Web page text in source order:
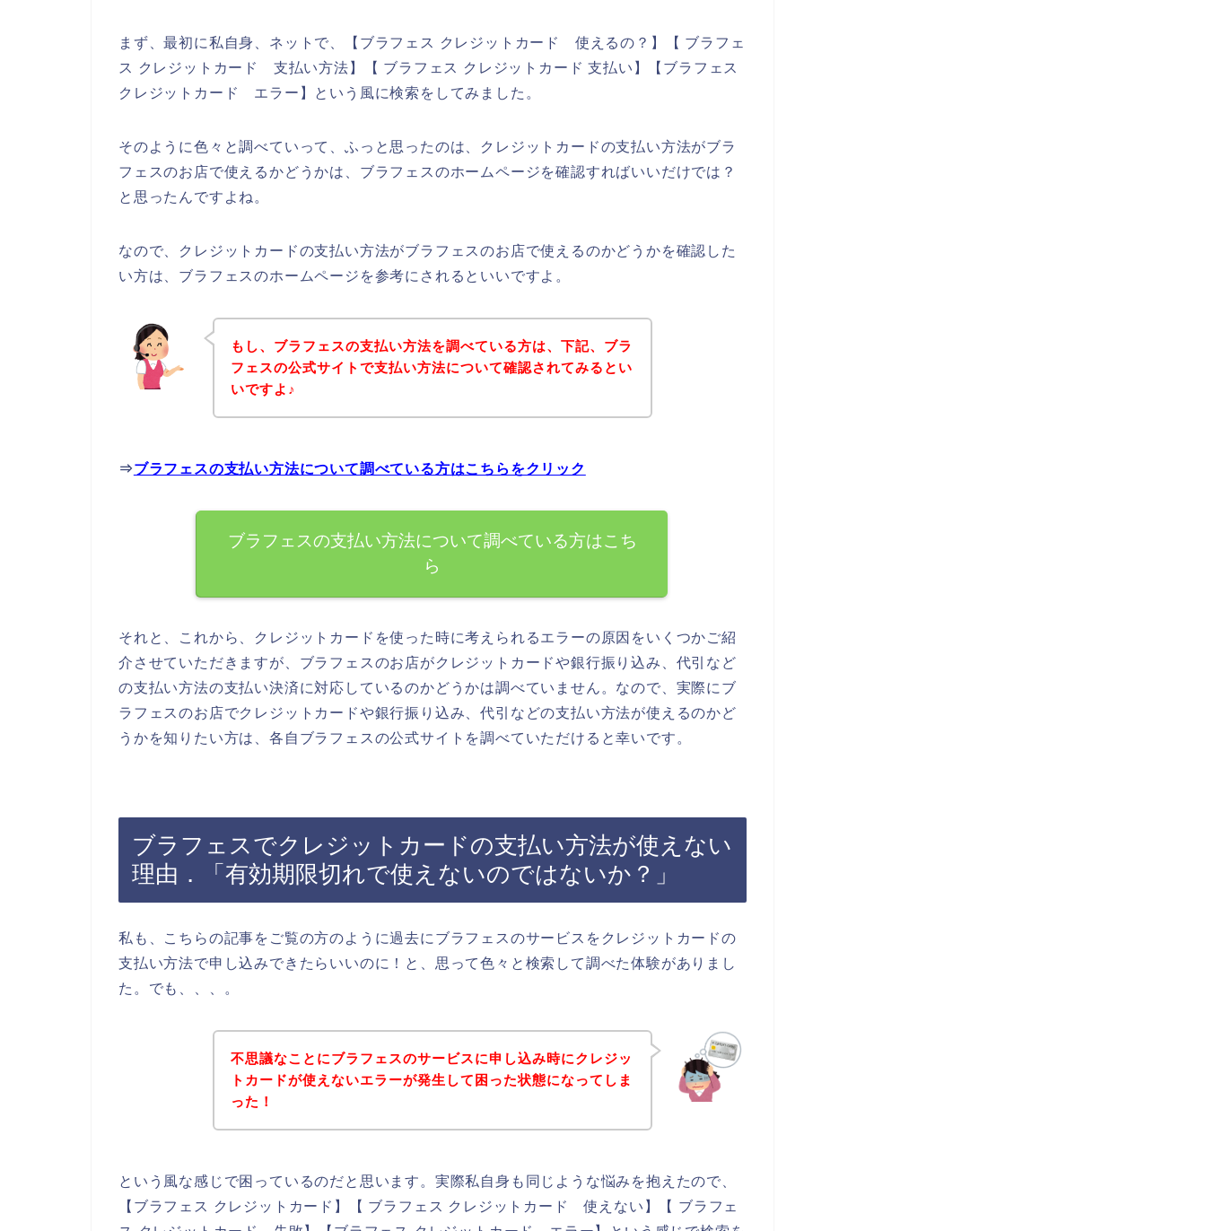
まず、最初に私自身、ネットで、【ブラフェス クレジットカード 使えるの？】【 ブラフェ
ス クレジットカード 支払い方法】【 ブラフェス クレジットカード 支払い】【ブラフェス
クレジットカード エラー】という風に検索をしてみました。
そのように色々と調べていって、ふっと思ったのは、クレジットカードの支払い方法がブラ
フェスのお店で使えるかどうかは、ブラフェスのホームページを確認すればいいだけでは？
と思ったんですよね。
なので、クレジットカードの支払い方法がブラフェスのお店で使えるのかどうかを確認した
い方は、ブラフェスのホームページを参考にされるといいですよ。
もし、ブラフェスの支払い方法を調べている方は、下記、ブラ
フェスの公式サイトで支払い方法について確認されてみるとい
いですよ♪
⇒ブラフェスの支払い方法について調べている方はこちらをクリック
ブラフェスの支払い方法について調べている方はこち
ら
それと、これから、クレジットカードを使った時に考えられるエラーの原因をいくつかご紹
介させていただきますが、ブラフェスのお店がクレジットカードや銀行振り込み、代引など
の支払い方法の支払い決済に対応しているのかどうかは調べていません。なので、実際にブ
ラフェスのお店でクレジットカードや銀行振り込み、代引などの支払い方法が使えるのかど
うかを知りたい方は、各自ブラフェスの公式サイトを調べていただけると幸いです。
ブラフェスでクレジットカードの支払い方法が使えない
理由．「有効期限切れで使えないのではないか？」
私も、こちらの記事をご覧の方のように過去にブラフェスのサービスをクレジットカードの
支払い方法で申し込みできたらいいのに！と、思って色々と検索して調べた体験がありまし
た。でも、、、。
不思議なことにブラフェスのサービスに申し込み時にクレジッ
トカードが使えないエラーが発生して困った状態になってしま
った！
という風な感じで困っているのだと思います。実際私自身も同じような悩みを抱えたので、
【ブラフェス クレジットカード】【 ブラフェス クレジットカード 使えない】【 ブラフェ